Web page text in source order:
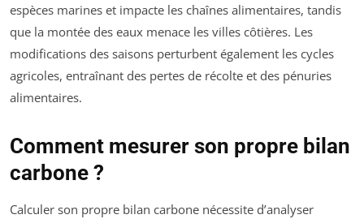
espèces marines et impacte les chaînes alimentaires, tandis
que la montée des eaux menace les villes côtières. Les
modifications des saisons perturbent également les cycles
agricoles, entraînant des pertes de récolte et des pénuries
alimentaires.
Comment mesurer son propre bilan
carbone ?
Calculer son propre bilan carbone nécessite d’analyser